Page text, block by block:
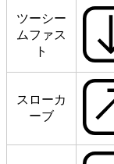
ツーシー
ムファス
ト
スローカ
ーブ